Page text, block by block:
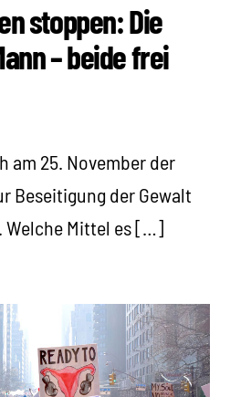
stoppen: Die
– beide frei
am 25. November der
Beseitigung der Gewalt
Welche Mittel es […]